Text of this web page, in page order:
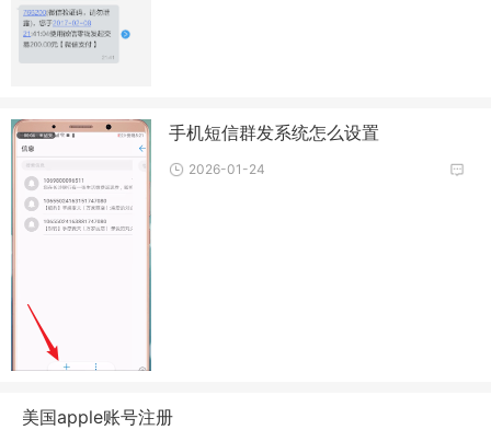
手机短信群发系统怎么设置
2026-01-24
美国apple账号注册